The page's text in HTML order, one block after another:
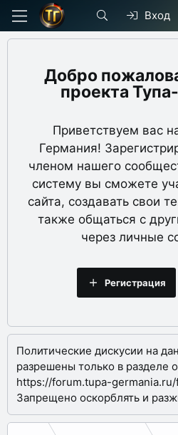
Вход
проекта
Приветствуем вас
Германия!
членом нашего
систему вы сможете
сайта, создавать свои
также общаться с
через личные
Регистрация
Политические дискусии на
разрешены только в разделе
https://forum.tupa-
Запрещено оскорблять и